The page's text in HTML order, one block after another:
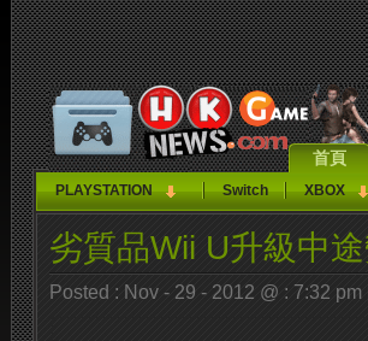
首頁
PLAYSTATION Switch XBOX
劣質品Wii U升級中
Posted : Nov - 29 - 2012 @ : 7:32 pm